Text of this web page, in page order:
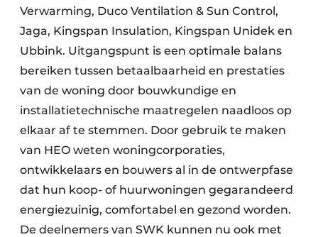
Verwarming, Duco Ventilation & Sun Control,
Jaga, Kingspan Insulation, Kingspan Unidek en
Ubbink. Uitgangspunt is een optimale balans
bereiken tussen betaalbaarheid en prestaties
van de woning door bouwkundige en
installatietechnische maatregelen naadloos op
elkaar af te stemmen. Door gebruik te maken
van HEO weten woningcorporaties,
ontwikkelaars en bouwers al in de ontwerpfase
dat hun koop- of huurwoningen gegarandeerd
energiezuinig, comfortabel en gezond worden.
De deelnemers van SWK kunnen nu ook met